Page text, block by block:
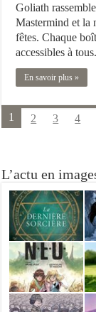
Goliath
Mastermind et la
fêtes. Chaque
accessibles à
En savoir plus »
1 2 3 4
L’actu en